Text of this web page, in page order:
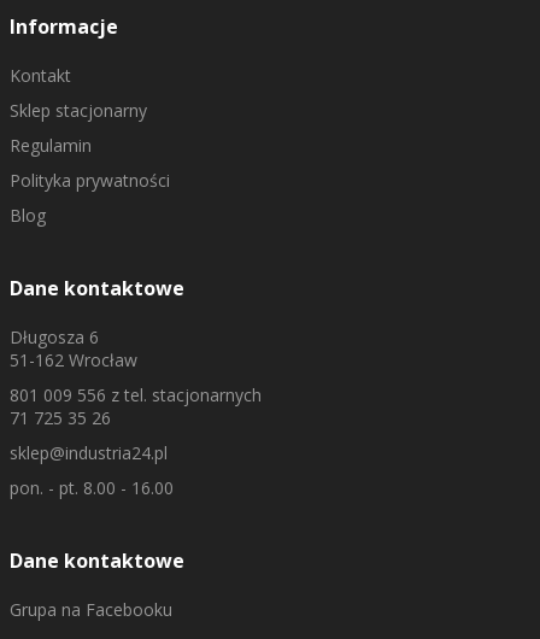
Informacje
Kontakt
Sklep stacjonarny
Regulamin
Polityka prywatności
Blog
Dane kontaktowe
Długosza 6
51-162 Wrocław
801 009 556 z tel. stacjonarnych
71 725 35 26
sklep@industria24.pl
pon. - pt. 8.00 - 16.00
Dane kontaktowe
Grupa na Facebooku